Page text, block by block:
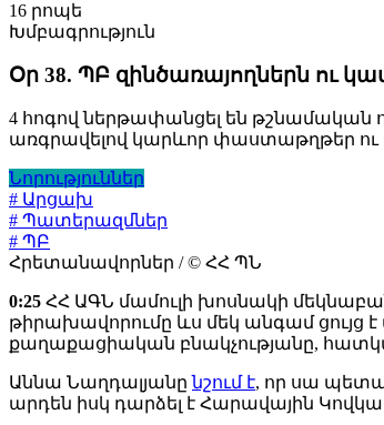
16 րոպե
Խմբագրություն
Օր 38. ՊԲ զինծառայողներն ու
4 հոգով ներթափանցել են թշնամական
առգրավելով կարևոր փաստաթղթեր ու
Նորություններ
# Արցախ
# Պատերազմներ
# ՊԲ
Հրետանավորներ / © ՀՀ ՊՆ
0:25 ՀՀ ԱԳՆ մամուլի խոսնակի
թիրախավորումը ևս մեկ անգամ
քաղաքացիական բնակչությանը,
Աննա Նաղդալյանընշում է, որ սա
արդեն իսկ դարձել է Հարավային